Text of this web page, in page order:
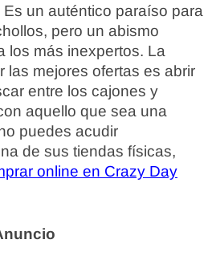
un auténtico paraíso para
pero un abismo
los más inexpertos. La
las mejores ofertas es abrir
entre los cajones y
aquello que sea una
puedes acudir
de sus tiendas físicas,
online en Crazy Day